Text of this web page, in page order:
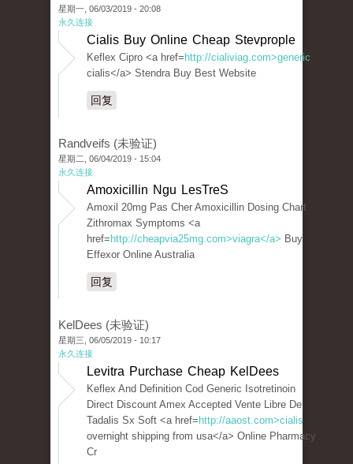
星期一, 06/03/2019 - 20:08
永久连接
Cialis Buy Online Cheap Stevprople
Keflex Cipro <a href= http://cialiviag.com>generic
cialis</a> Stendra Buy Best Website
回复
Randveifs (未验证)
星期二, 06/04/2019 - 15:04
永久连接
Amoxicillin Ngu LesTreS
Amoxil 20mg Pas Cher Amoxicillin Dosing Chart
Zithromax Symptoms <a
href= http://cheapvia25mg.com>viagra</a> Buy
Effexor Online Australia
回复
KelDees (未验证)
星期三, 06/05/2019 - 10:17
永久连接
Levitra Purchase Cheap KelDees
Keflex And Definition Cod Generic Isotretinoin
Direct Discount Amex Accepted Vente Libre De
Tadalis Sx Soft <a href= http://aaost.com>cialis
overnight shipping from usa</a> Online Pharmacy
Cr